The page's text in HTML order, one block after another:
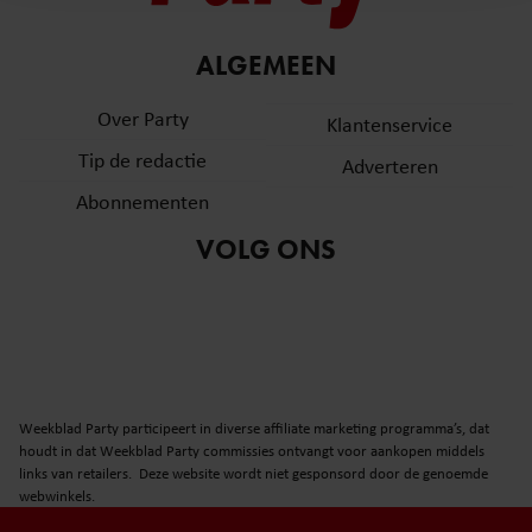
informatie over uw gebruik van onze site met onze
partners voor social media, adverteren en analyse. Deze
informatie die u aan ze heeft verstrekt of die ze hebben
gaat akkoord met onze cookies als u onze website blijft
gebruiken.
ALGEMEEN
Over Party
Tip de redactie
Abonnementen
Klantenservice
Adverteren
VOLG ONS
Weekblad Party participeert in diverse affiliate marketing programma’s, dat
houdt in dat Weekblad Party commissies ontvangt voor aankopen middels
links van retailers. Deze website wordt niet gesponsord door de genoemde
webwinkels.